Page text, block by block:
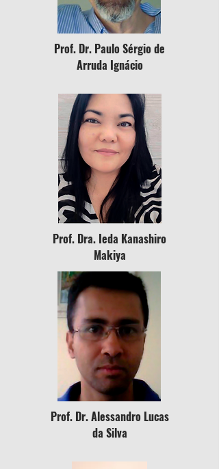
Prof. Dr. Paulo Sérgio de
Arruda Ignácio
Prof. Dra. Ieda Kanashiro
Makiya
Prof. Dr. Alessandro Lucas
da Silva